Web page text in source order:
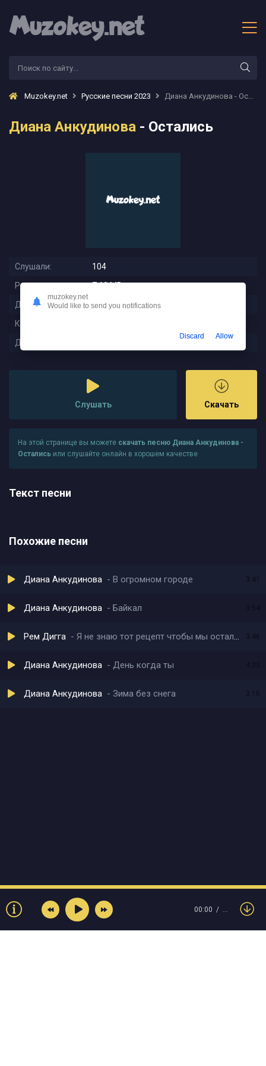
Muzokey.net Русские песни 2023 Диана Анкудинова - Остались
Диана Анкудинова - Остались
Слушали:
104
Размер:
7.63 MB
Длительность:
3:19
Качество:
Дата релиза:
Слушать Скачать
На этой странице вы можете скачать песню Диана Анкудинова -
Остались или слушайте онлайн в хорошем качестве
Текст песни
Похожие песни
Диана Анкудинова В огромном городе 3:41
Диана Анкудинова Байкал
Рем Дигга Я не знаю тот рецепт чтобы мы остались тут 3:46
Диана Анкудинова День когда ты
Диана Анкудинова Зима без снега 3:16
00:00 …
muzokey.net
Would like to send you notifications
Discard Allow